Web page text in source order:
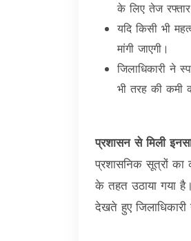
के लिए तेज
यदि किसी भी
मांगी जाएगी।
जिलाधिकारी ने
भी तरह की कमी
प्रशासन से मिली
प्रशासनिक सूत्रों का
के तहत उठाया गया
देखते हुए जिलाधिकारी